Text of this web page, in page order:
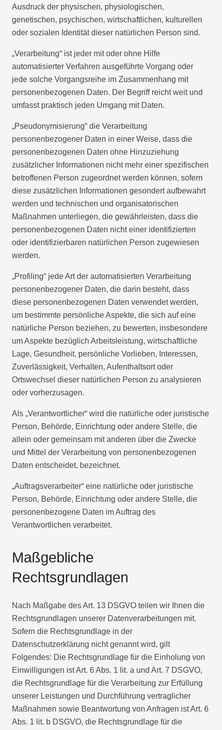
Ausdruck der physischen, physiologischen,
genetischen, psychischen, wirtschaftlichen, kulturellen
oder sozialen Identität dieser natürlichen Person sind.
„Verarbeitung“ ist jeder mit oder ohne Hilfe
automatisierter Verfahren ausgeführte Vorgang oder
jede solche Vorgangsreihe im Zusammenhang mit
personenbezogenen Daten. Der Begriff reicht weit und
umfasst praktisch jeden Umgang mit Daten.
„Pseudonymisierung“ die Verarbeitung
personenbezogener Daten in einer Weise, dass die
personenbezogenen Daten ohne Hinzuziehung
zusätzlicher Informationen nicht mehr einer spezifischen
betroffenen Person zugeordnet werden können, sofern
diese zusätzlichen Informationen gesondert aufbewahrt
werden und technischen und organisatorischen
Maßnahmen unterliegen, die gewährleisten, dass die
personenbezogenen Daten nicht einer identifizierten
oder identifizierbaren natürlichen Person zugewiesen
werden.
„Profiling“ jede Art der automatisierten Verarbeitung
personenbezogener Daten, die darin besteht, dass
diese personenbezogenen Daten verwendet werden,
um bestimmte persönliche Aspekte, die sich auf eine
natürliche Person beziehen, zu bewerten, insbesondere
um Aspekte bezüglich Arbeitsleistung, wirtschaftliche
Lage, Gesundheit, persönliche Vorlieben, Interessen,
Zuverlässigkeit, Verhalten, Aufenthaltsort oder
Ortswechsel dieser natürlichen Person zu analysieren
oder vorherzusagen.
Als „Verantwortlicher“ wird die natürliche oder juristische
Person, Behörde, Einrichtung oder andere Stelle, die
allein oder gemeinsam mit anderen über die Zwecke
und Mittel der Verarbeitung von personenbezogenen
Daten entscheidet, bezeichnet.
„Auftragsverarbeiter“ eine natürliche oder juristische
Person, Behörde, Einrichtung oder andere Stelle, die
personenbezogene Daten im Auftrag des
Verantwortlichen verarbeitet.
Maßgebliche
Rechtsgrundlagen
Nach Maßgabe des Art. 13 DSGVO teilen wir Ihnen die
Rechtsgrundlagen unserer Datenverarbeitungen mit.
Sofern die Rechtsgrundlage in der
Datenschutzerklärung nicht genannt wird, gilt
Folgendes: Die Rechtsgrundlage für die Einholung von
Einwilligungen ist Art. 6 Abs. 1 lit. a und Art. 7 DSGVO,
die Rechtsgrundlage für die Verarbeitung zur Erfüllung
unserer Leistungen und Durchführung vertraglicher
Maßnahmen sowie Beantwortung von Anfragen ist Art. 6
Abs. 1 lit. b DSGVO, die Rechtsgrundlage für die